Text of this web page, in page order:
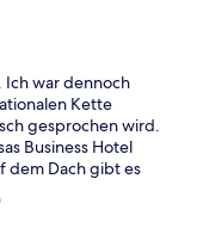
Ich war dennoch
Kette
gesprochen wird.
Business Hotel
dem Dach gibt es
wenn man mal
zu laufen. Zentral